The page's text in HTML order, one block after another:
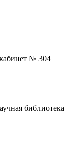
№ 304
библиотека